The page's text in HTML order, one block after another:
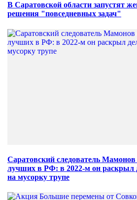
В Саратовской области запустят
решения "повседневных задач"
Саратовский следователь
лучших в РФ: в 2022-м он раскрыл
на мусорку трупе